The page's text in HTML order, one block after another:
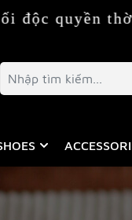
thời trang